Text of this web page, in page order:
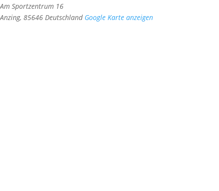
Am Sportzentrum 16
Anzing, 85646 Deutschland Google Karte anzeigen